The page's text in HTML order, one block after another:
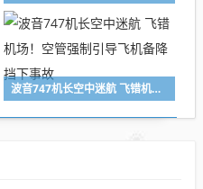
波音747机长空中迷航 飞错机场！空管强制引导飞机备降 挡下事故